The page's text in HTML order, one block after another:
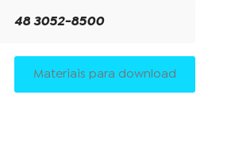
48 3052-8500
Materiais para download